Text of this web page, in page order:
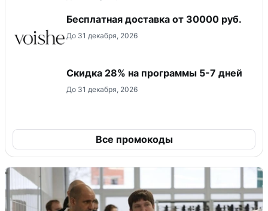
Бесплатная доставка от 30000 руб.
До 31 декабря, 2026
Скидка 28% на программы 5-7 дней
До 31 декабря, 2026
Все промокоды